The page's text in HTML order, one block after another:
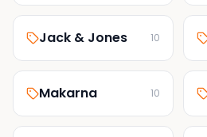
Jack & Jones 10
Makarna 10